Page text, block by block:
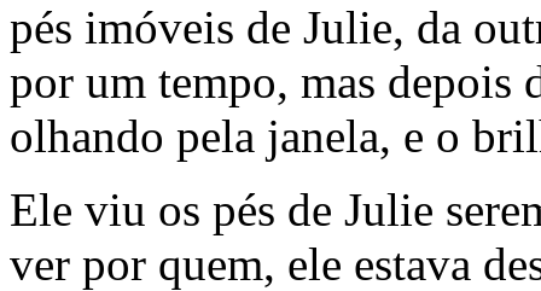
pés imóveis de Julie, da
por um tempo, mas depois
olhando pela janela, e o
Ele viu os pés de Julie
ver por quem, ele estava